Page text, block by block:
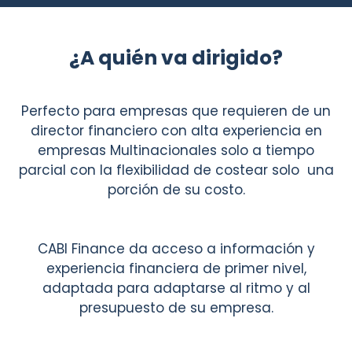
¿A quién va dirigido?
Perfecto para empresas que requieren de un
director financiero con alta experiencia en
empresas Multinacionales solo a tiempo
parcial con la flexibilidad de costear solo una
porción de su costo.
CABI Finance da acceso a información y
experiencia financiera de primer nivel,
adaptada para adaptarse al ritmo y al
presupuesto de su empresa.